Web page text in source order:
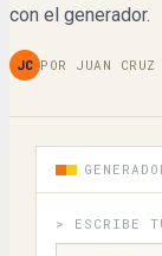
con el generador.
JC POR JUAN
> ESCRIBE
ꀭꑛꆂꌚ
꒻ꁝꄲꇙ